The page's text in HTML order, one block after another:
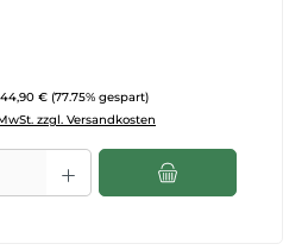
Regulärer Preis:
44,90 € (77.75% gespart)
zzgl. Versandkosten
gewünschten Wert ein oder benutze die